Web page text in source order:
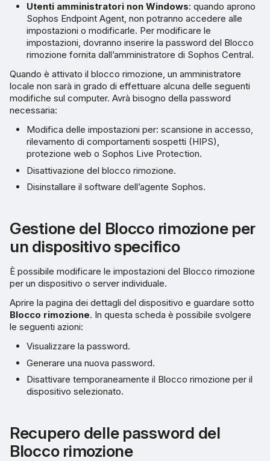
Utenti amministratori non Windows: quando aprono
Sophos Endpoint Agent, non potranno accedere alle
impostazioni o modificarle. Per modificare le
impostazioni, dovranno inserire la password del Blocco
rimozione fornita dall’amministratore di Sophos Central.
Quando è attivato il blocco rimozione, un amministratore
locale non sarà in grado di effettuare alcuna delle seguenti
modifiche sul computer. Avrà bisogno della password
necessaria:
Modifica delle impostazioni per: scansione in accesso,
rilevamento di comportamenti sospetti (HIPS),
protezione web o Sophos Live Protection.
Disattivazione del blocco rimozione.
Disinstallare il software dell’agente Sophos.
Gestione del Blocco rimozione per
un dispositivo specifico
È possibile modificare le impostazioni del Blocco rimozione
per un dispositivo o server individuale.
Aprire la pagina dei dettagli del dispositivo e guardare sotto
Blocco rimozione. In questa scheda è possibile svolgere
le seguenti azioni:
Visualizzare la password.
Generare una nuova password.
Disattivare temporaneamente il Blocco rimozione per il
dispositivo selezionato.
Recupero delle password del
Blocco rimozione